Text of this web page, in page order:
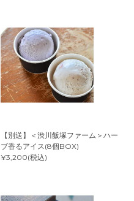
【別送】＜渋川飯塚ファーム＞ハー
ブ香るアイス(8個BOX)
¥3,200(税込)